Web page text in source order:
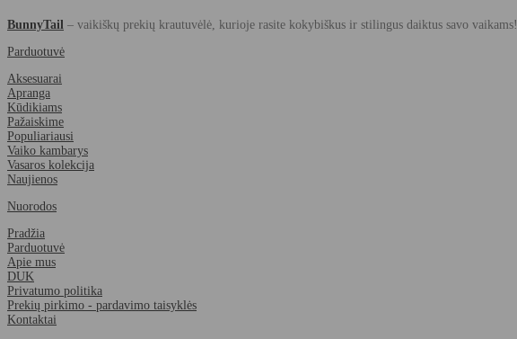
BunnyTail – vaikiškų prekių krautuvėlė, kurioje rasite kokybiškus ir stilingus daiktus savo vaikams!
Parduotuvė
Aksesuarai
Apranga
Kūdikiams
Pažaiskime
Populiariausi
Vaiko kambarys
Vasaros kolekcija
Naujienos
Nuorodos
Pradžia
Parduotuvė
Apie mus
DUK
Privatumo politika
Prekių pirkimo - pardavimo taisyklės
Kontaktai